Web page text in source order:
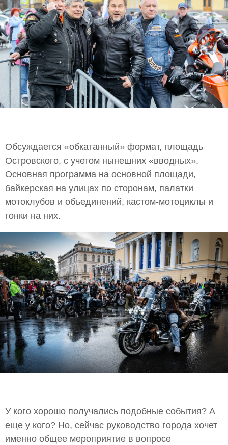
Обсуждается «обкатанный» формат, площадь
Островского, с учетом нынешних «вводных».
Основная программа на основной площади,
байкерская на улицах по сторонам, палатки
мотоклубов и объединений, кастом-мотоциклы и
гонки на них.
У кого хорошо получались подобные события? А
еще у кого? Но, сейчас руководство города хочет
именно общее мероприятие в вопросе